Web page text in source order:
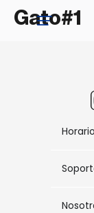
Gato#1